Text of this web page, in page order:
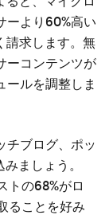
ーより60%高い
請求します。無
ーコンテンツが
ールを調整しま
チブログ、ポッ
ましょう。
トの68%がロ
ることを好み